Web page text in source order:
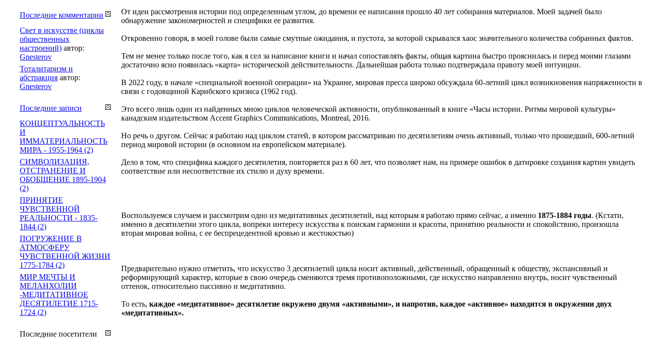
От идеи рассмотрения истории под определенным углом, до времени ее написания прошло 40 лет собирания материалов. Моей задачей было
обнаружение закономерностей и специфики ее развития.
Откровенно говоря, в моей голове были самые смутные ожидания, и пустота, за которой скрывался хаос значительного количества собранных фактов.
Тем не менее только после того, как я сел за написание книги и начал сопоставлять факты, общая картина быстро прояснилась и перед моими глазами
достаточно ясно появилась «карта» исторической действительности. Дальнейшая работа только подтверждала правоту моей интуиции.
В 2022 году, в начале «специальной военной операции» на Украине, мировая пресса широко обсуждала 60-летний цикл возникновения напряженности в
связи с годовщиной Карибского кризиса (1962 год).
Это всего лишь один из найденных мною циклов человеческой активности, опубликованный в книге «Часы истории. Ритмы мировой культуры»
канадским издательством Accent Graphics Communications, Montreal, 2016.
Но речь о другом. Сейчас я работаю над циклом статей, в котором рассматриваю по десятилетиям очень активный, только что прошедший, 600-летний
период мировой истории (в основном на европейском материале).
Дело в том, что специфика каждого десятилетия, повторяется раз в 60 лет, что позволяет нам, на примере ошибок в датировке создания картин увидеть
соответствие или несоответствие их стилю и духу времени.
Воспользуемся случаем и рассмотрим одно из медитативных десятилетий, над которым я работаю прямо сейчас, а именно 1875-1884 годы. (Кстати,
именно в десятилетии этого цикла, вопреки интересу искусства к поискам гармонии и красоты, принятию реальности и спокойствию, произошла
вторая мировая война, с ее беспрецедентной кровью и жестокостью)
Предварительно нужно отметить, что искусство 3 десятилетий цикла носит активный, действенный, обращенный к обществу, экспансивный и
реформирующий характер, которые в свою очередь сменяются тремя противоположными, где искусство направленно внутрь, носит чувственный
оттенок, относительно пассивно и медитативно.
То есть, каждое «медитативное» десятилетие окружено двумя «активными», и напротив, каждое «активное» находится в окружении двух
«медитативных».
Последние комментарии
Свет в искусстве (циклы
общественных
настроений) автор:
Gnesterov
Тоталитаризм и
абстракция автор:
Gnesterov
Последние записи
КОНЦЕПТУАЛЬНОСТЬ
И
ИММАТЕРИАЛЬНОСТЬ
МИРА - 1955-1964 (2)
СИМВОЛИЗАЦИЯ,
ОТСТРАНЕНИЕ И
ОБОБЩЕНИЕ 1895-1904
(2)
ПРИНЯТИЕ
ЧУВСТВЕННОЙ
РЕАЛЬНОСТИ - 1835-
1844 (2)
ПОГРУЖЕНИЕ В
АТМОСФЕРУ
ЧУВСТВЕННОЙ ЖИЗНИ
1775-1784 (2)
МИР МЕЧТЫ И
МЕЛАНХОЛИИ
-МЕДИТАТИВНОЕ
ДЕСЯТИЛЕТИЕ 1715-
1724 (2)
Последние посетители